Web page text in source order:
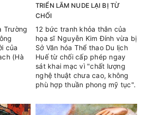
Trường
của
(Hà
TRIỂN LÃM NUDE LẠI BỊ TỪ
CHỐI
12 bức tranh khỏa thân của
họa sĩ Nguyễn Kim Đính vừa bị
Sở Văn hóa Thể thao Du lịch
Huế từ chối cấp phép ngay
sát khai mạc vì "chất lượng
nghệ thuật chưa cao, không
phù hợp thuần phong mỹ tục".